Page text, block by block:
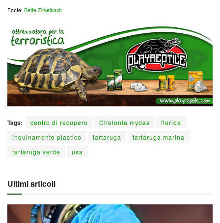
Fonte: Bette Zirkelbach
Tags: centro di recupero Chelonia mydas
florida
inquinamento plastico
tartaruga
tartaruga marina
tartaruga verde
usa
Ultimi articoli